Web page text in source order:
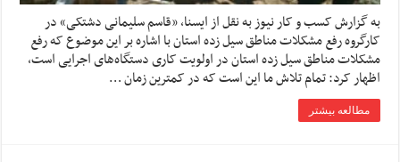
به گزارش کسب و کار نیوز به نقل از ایسنا, «قاسم سلیمانی دشتکی» در
کارگروه رفع مشکلات مناطق سیل زده استان با اشاره بر این موضوع که رفع
مشکلات مناطق سیل زده استان در اولویت کاری دستگاه‌های اجرایی است،
اظهار کرد: تمام تلاش ما این است که در کمترین زمان …
مطالعه بیشتر